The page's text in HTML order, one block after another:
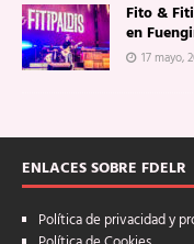
Fito &
en
17 mayo,
ENLACES SOBRE FDELR
Política de privacidad y